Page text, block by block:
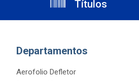
Títulos
Departamentos
Aerofolio Defletor